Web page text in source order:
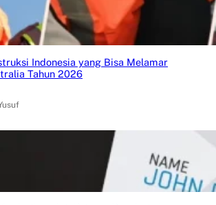
Indonesia yang Bisa Melamar
Tahun 2026